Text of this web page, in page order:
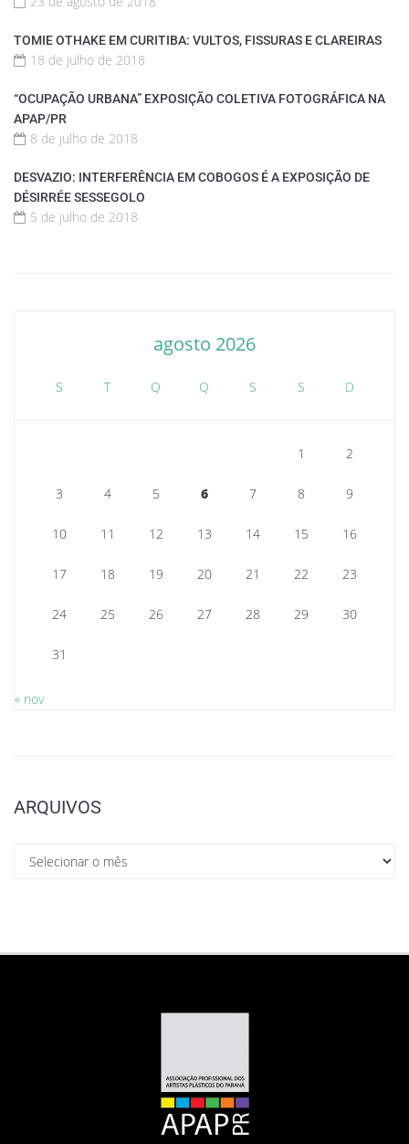
TOMIE OTHAKE EM CURITIBA: VULTOS, FISSURAS E CLAREIRAS
18 de julho de 2018
“OCUPAÇÃO URBANA” EXPOSIÇÃO COLETIVA FOTOGRÁFICA NA
APAP/PR
8 de julho de 2018
DESVAZIO: INTERFERÊNCIA EM COBOGOS É A EXPOSIÇÃO DE
DÉSIRRÉE SESSEGOLO
5 de julho de 2018
agosto 2026
S T Q Q S S D
1 2
3 4 5 6 7 8 9
10 11 12 13 14 15 16
17 18 19 20 21 22 23
24 25 26 27 28 29 30
31
« nov
ARQUIVOS